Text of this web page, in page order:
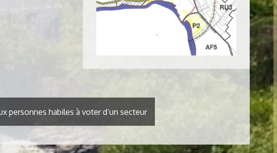
personnes habiles à voter d’un secteur